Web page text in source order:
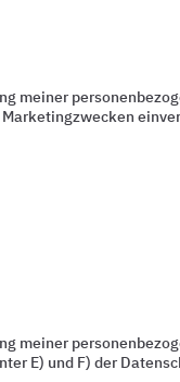
meiner
meiner
E) und F) der